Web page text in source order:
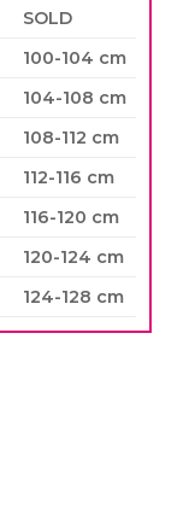
SOLD
100-104 cm
104-108 cm
108-112 cm
112-116 cm
116-120 cm
120-124 cm
124-128 cm